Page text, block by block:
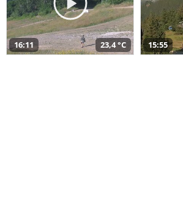
16:11 23,4 °C 15:55